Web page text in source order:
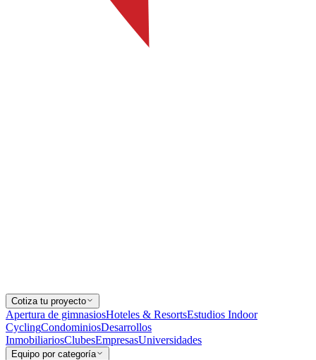
Cotiza tu proyecto
Apertura de gimnasiosHoteles & ResortsEstudios Indoor
CyclingCondominiosDesarrollos
InmobiliariosClubesEmpresasUniversidades
Equipo por categoría